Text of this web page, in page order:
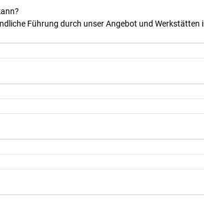
Führung durch unser Angebot und Werkstätten